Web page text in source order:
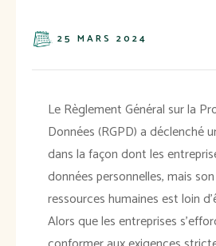
25 MARS 2024
Le Règlement Général sur la
Données (RGPD) a déclenché
dans la façon dont les
données personnelles, mais
ressources humaines est loin
Alors que les entreprises